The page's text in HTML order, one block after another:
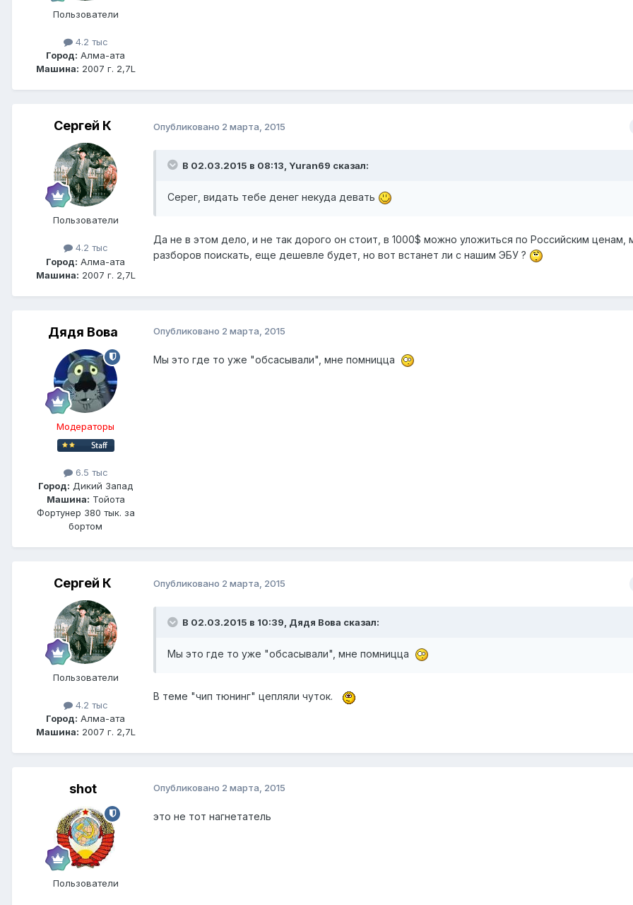
Пользователи
4.2 тыс
Город: Алма-ата
Машина: 2007 г. 2,7L
Сергей К
Пользователи
4.2 тыс
Город: Алма-ата
Машина: 2007 г. 2,7L
Опубликовано 2 марта, 2015
В 02.03.2015 в 08:13, Yuran69 сказал:
Серег, видать тебе денег некуда девать
Да не в этом дело, и не так дорого он стоит, в 1000$ можно уложиться по Российским ценам,
разборов поискать, еще дешевле будет, но вот встанет ли с нашим ЭБУ ?
Дядя Вова
Модераторы
6.5 тыс
Город: Дикий Запад
Машина: Тойота
Фортунер 380 тык. за
бортом
Опубликовано 2 марта, 2015
Мы это где то уже "обсасывали", мне помницца
Сергей К
Пользователи
4.2 тыс
Город: Алма-ата
Машина: 2007 г. 2,7L
Опубликовано 2 марта, 2015
В 02.03.2015 в 10:39, Дядя Вова сказал:
Мы это где то уже "обсасывали", мне помницца
В теме "чип тюнинг" цепляли чуток.
shot
Пользователи
Опубликовано 2 марта, 2015
это не тот нагнетатель